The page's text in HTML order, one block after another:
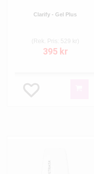
Clarify - Gel Plus
(Rek. Pris: 529 kr)
395 kr